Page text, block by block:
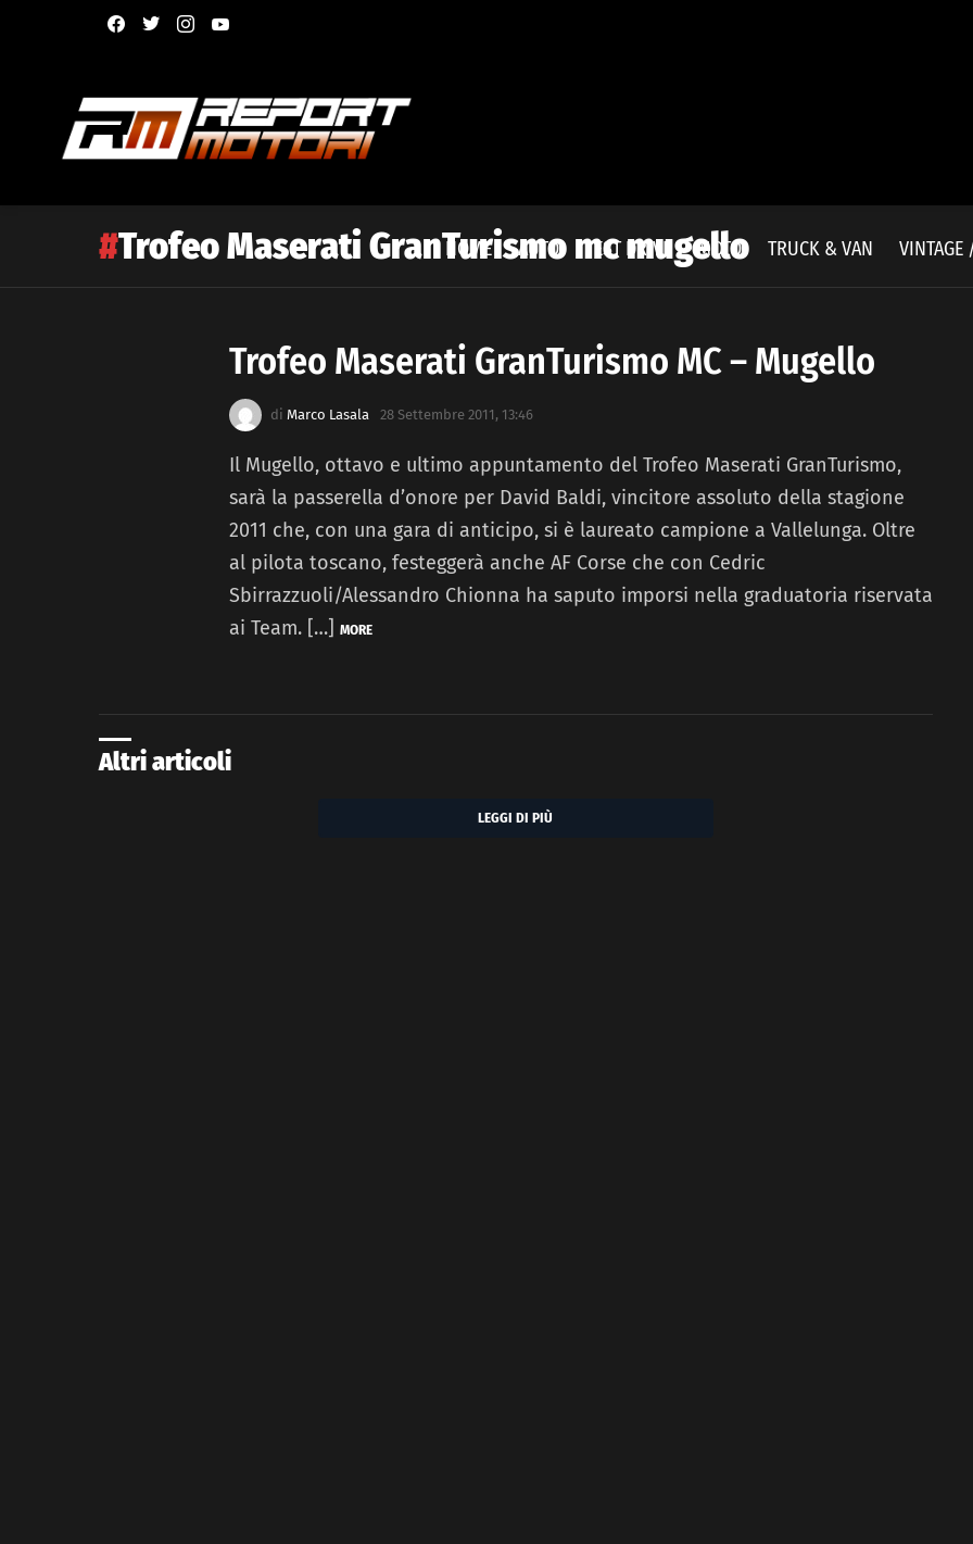
facebooktwitterinstagram
HOME AUTO TEST DRIVE MOTO TRUCK & VAN VINTAGE
Trofeo Maserati GranTurismo mc mugello
Trofeo Maserati GranTurismo MC – Mugello
di Marco Lasala 28 Settembre 2011, 13:46
Il Mugello, ottavo e ultimo appuntamento del Trofeo Maserati GranTurismo,
sarà la passerella d’onore per David Baldi, vincitore assoluto della stagione
2011 che, con una gara di anticipo, si è laureato campione a Vallelunga. Oltre
al pilota toscano, festeggerà anche AF Corse che con Cedric
Sbirrazzuoli/Alessandro Chionna ha saputo imporsi nella graduatoria riservata
ai Team. […] MORE
Altri articoli
LEGGI DI PIÙ